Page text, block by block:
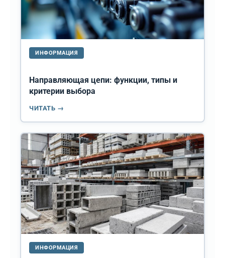
ИНФОРМАЦИЯ
Направляющая цепи: функции, типы и
критерии выбора
ЧИТАТЬ →
ИНФОРМАЦИЯ